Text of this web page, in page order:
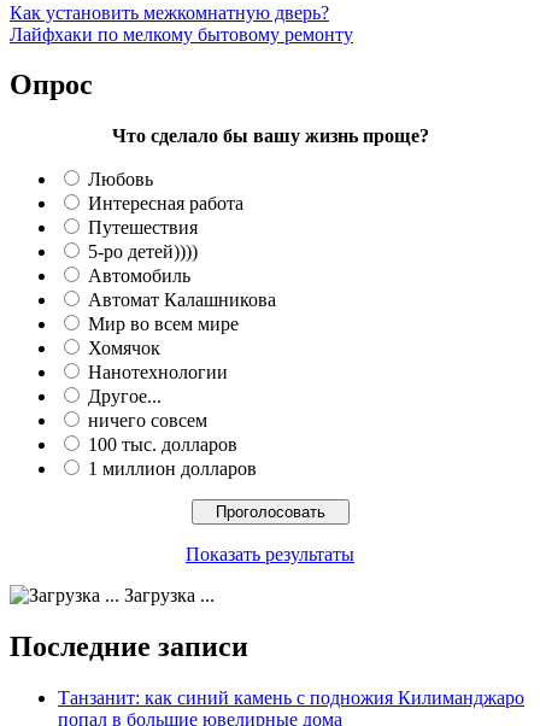
Как установить межкомнатную дверь?
Лайфхаки по мелкому бытовому ремонту
Опрос
Что сделало бы вашу жизнь проще?
Любовь
Интересная работа
Путешествия
5-ро детей))))
Автомобиль
Автомат Калашникова
Мир во всем мире
Хомячок
Нанотехнологии
Другое...
ничего совсем
100 тыс. долларов
1 миллион долларов
Показать результаты
Загрузка ...
Последние записи
Танзанит: как синий камень с подножия Килиманджаро
попал в большие ювелирные дома